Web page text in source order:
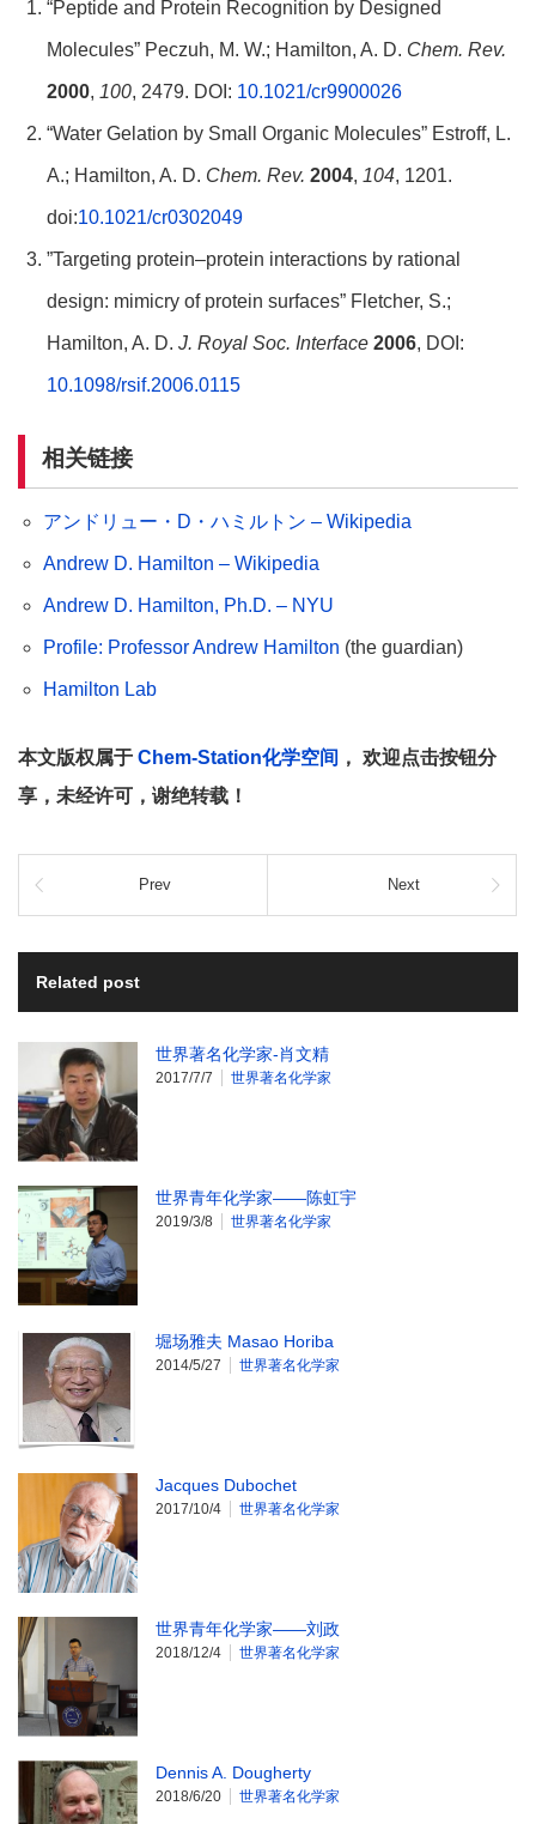
“Peptide and Protein Recognition by Designed
Molecules” Peczuh, M. W.; Hamilton, A. D. Chem. Rev.
2000, 100, 2479. DOI: 10.1021/cr9900026
“Water Gelation by Small Organic Molecules” Estroff, L.
A.; Hamilton, A. D. Chem. Rev. 2004, 104, 1201.
doi:10.1021/cr0302049
”Targeting protein–protein interactions by rational
design: mimicry of protein surfaces” Fletcher, S.;
Hamilton, A. D. J. Royal Soc. Interface 2006, DOI:
10.1098/rsif.2006.0115
相关链接
アンドリュー・D・ハミルトン – Wikipedia
Andrew D. Hamilton – Wikipedia
Andrew D. Hamilton, Ph.D. – NYU
Profile: Professor Andrew Hamilton (the guardian)
Hamilton Lab
本文版权属于 Chem-Station化学空间 ， 欢迎点击按钮分
享，未经许可，谢绝转载！
Prev Next
Related post
世界著名化学家-肖文精
2017/7/7 世界著名化学家
世界青年化学家——陈虹宇
2019/3/8 世界著名化学家
堀场雅夫 Masao Horiba
2014/5/27 世界著名化学家
Jacques Dubochet
2017/10/4 世界著名化学家
世界青年化学家——刘政
2018/12/4 世界著名化学家
Dennis A. Dougherty
2018/6/20 世界著名化学家